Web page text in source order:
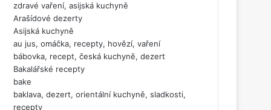
zdravé vaření, asijská kuchyně
Arašídové dezerty
Asijská kuchyně
au jus, omáčka, recepty, hovězí, vaření
bábovka, recept, česká kuchyně, dezert
Bakalářské recepty
bake
baklava, dezert, orientální kuchyně, sladkosti,
recepty